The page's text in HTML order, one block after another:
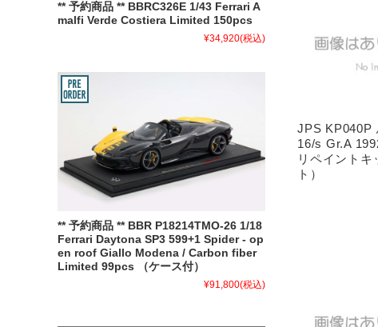
JPS KP040P
16/s Gr.A
リペイントキ
ト）
** 予約商品 ** BBRC326E 1/43 Ferrari A
malfi Verde Costiera Limited 150pcs
¥34,920(税込)
** 予約商品 ** BBR P18214TMO-26 1/18
Ferrari Daytona SP3 599+1 Spider - op
en roof Giallo Modena / Carbon fiber
Limited 99pcs （ケース付）
¥91,800(税込)